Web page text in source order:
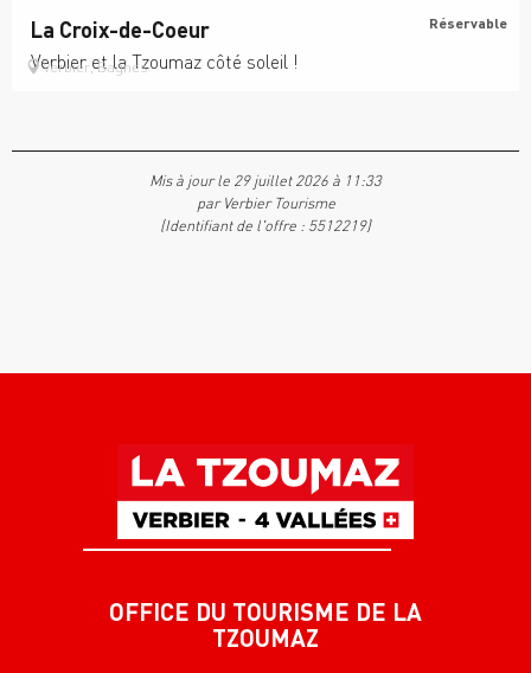
La Croix-de-Coeur
Verbier et la Tzoumaz côté soleil !
Verbier, Bagnes
Réservable
Mis à jour le 29 juillet 2026 à 11:33
par Verbier Tourisme
(Identifiant de l'offre : 5512219)
OFFICE DU TOURISME DE LA
TZOUMAZ